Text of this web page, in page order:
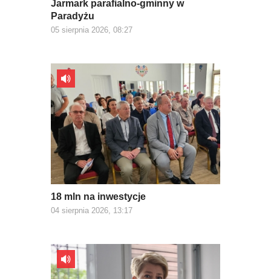
Jarmark parafialno-gminny w
Paradyżu
05 sierpnia 2026, 08:27
18 mln na inwestycje
04 sierpnia 2026, 13:17